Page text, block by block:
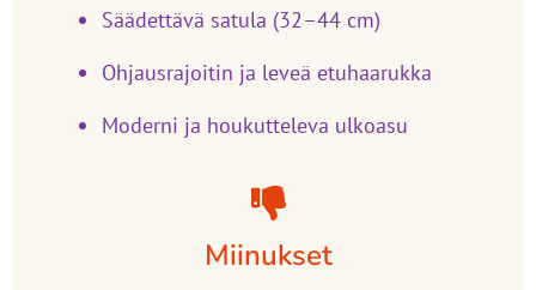
Säädettävä satula (32–44 cm)
Ohjausrajoitin ja leveä etuhaarukka
Moderni ja houkutteleva ulkoasu
Miinukset